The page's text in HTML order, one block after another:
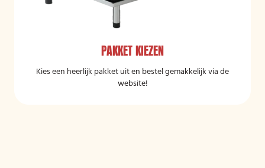
PAKKET KIEZEN
Kies een heerlijk pakket uit en bestel gemakkelijk via de
website!